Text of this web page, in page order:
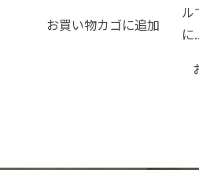
お買い物カゴに追加
ル
に